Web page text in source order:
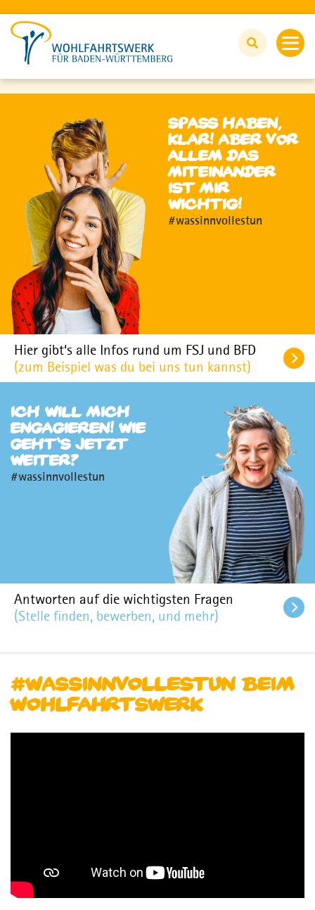
FSJ UND BFD
Alles rund um FSJ und BFD
Du fragst - wir antworten
Wir unterstützen
FSJ/BFD-Stellen
Jetzt bewerben
Wohlfahrtswerk.de
Kontakt
Für Einsatzstellen
Presse
Newsletter
Spaß haben,
klar! aber vor
allem das
Miteinander
ist mir
wichtig!
#wassinnvollestun
Hier gibt‘s alle Infos rund um FSJ und BFD
(zum Beispiel was du bei uns tun kannst)
Ich will mich
engagieren! Wie
geht‘s jetzt
weiter?
#wassinnvollestun
Antworten auf die wichtigsten Fragen
(Stelle finden, bewerben, und mehr)
#wassinnvollestun beim
Wohlfahrtswerk